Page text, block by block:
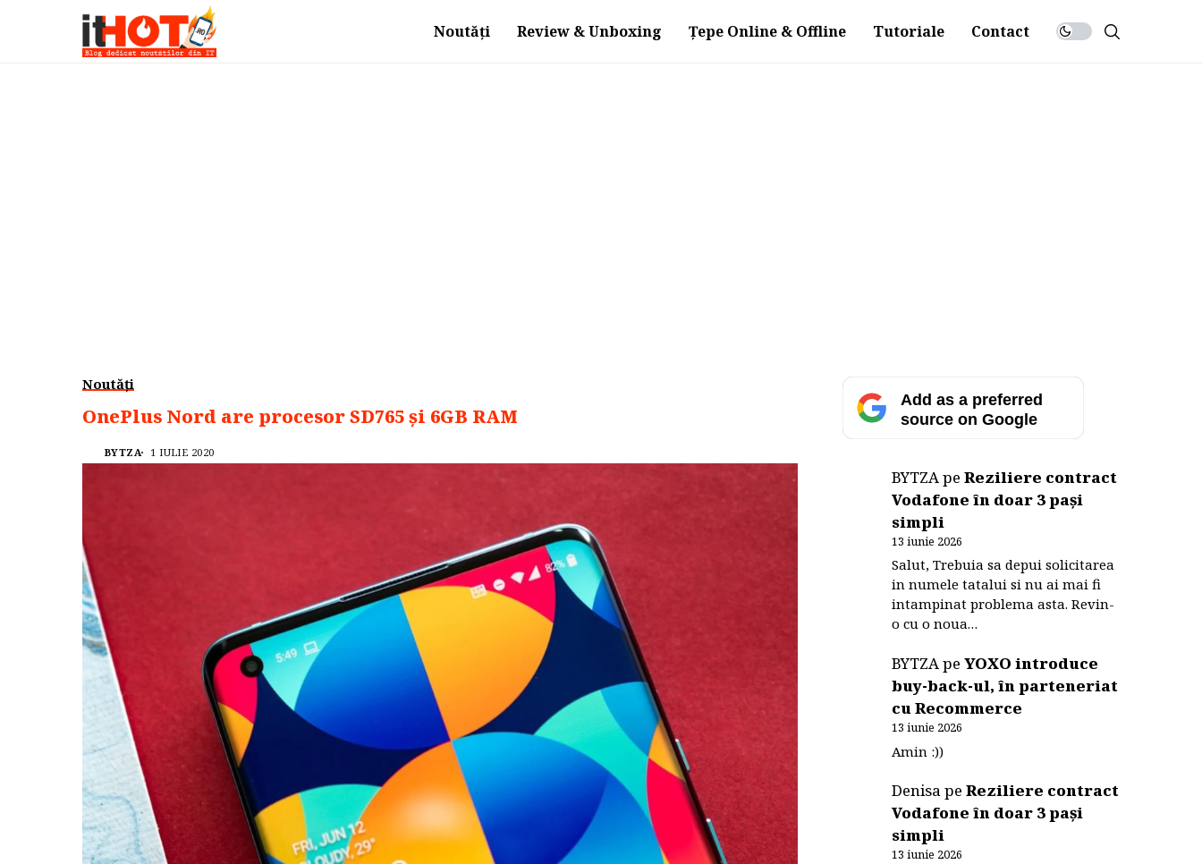
Noutăți Review & Unboxing Țepe Online & Offline Tutoriale Contact
Noutăți
OnePlus Nord are procesor SD765 și 6GB RAM
BYTZA 1 IULIE 2020
Add as a preferred
source on Google
BYTZApeReziliere contract
Vodafone în doar 3 pași
simpli
13 iunie 2026
Salut, Trebuia sa depui solicitarea
in numele tatalui si nu ai mai fi
intampinat problema asta. Revin-
o cu o noua…
BYTZApeYOXO introduce
buy-back-ul, în parteneriat
cu Recommerce
13 iunie 2026
Amin :))
DenisapeReziliere contract
Vodafone în doar 3 pași
simpli
13 iunie 2026